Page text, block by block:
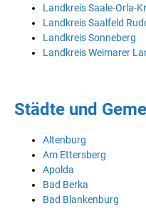
Landkreis Saale-Orla-
Landkreis Saalfeld
Landkreis Sonneberg
Landkreis Weimarer
Städte und
Altenburg
Am Ettersberg
Apolda
Bad Berka
Bad Blankenburg